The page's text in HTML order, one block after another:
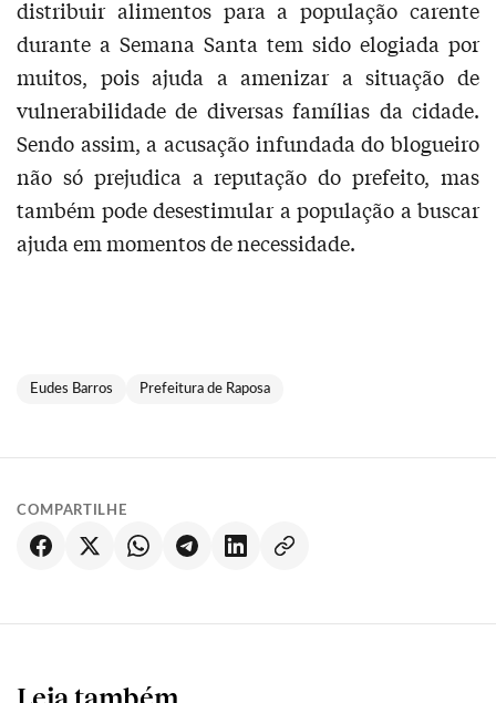
distribuir alimentos para a população carente
durante a Semana Santa tem sido elogiada por
muitos, pois ajuda a amenizar a situação de
vulnerabilidade de diversas famílias da cidade.
Sendo assim, a acusação infundada do blogueiro
não só prejudica a reputação do prefeito, mas
também pode desestimular a população a buscar
ajuda em momentos de necessidade.
Eudes Barros Prefeitura de Raposa
COMPARTILHE